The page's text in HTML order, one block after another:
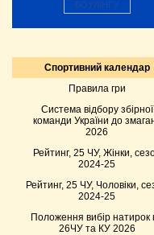
Спортивний календар
Правила гри
Система відбору збірної
команди України до
2026
Рейтинг, 25 ЧУ, Жінки,
2024-25
Рейтинг, 25 ЧУ, Чоловіки,
2024-25
Положення вибір натирок
26ЧУ та КУ 2026